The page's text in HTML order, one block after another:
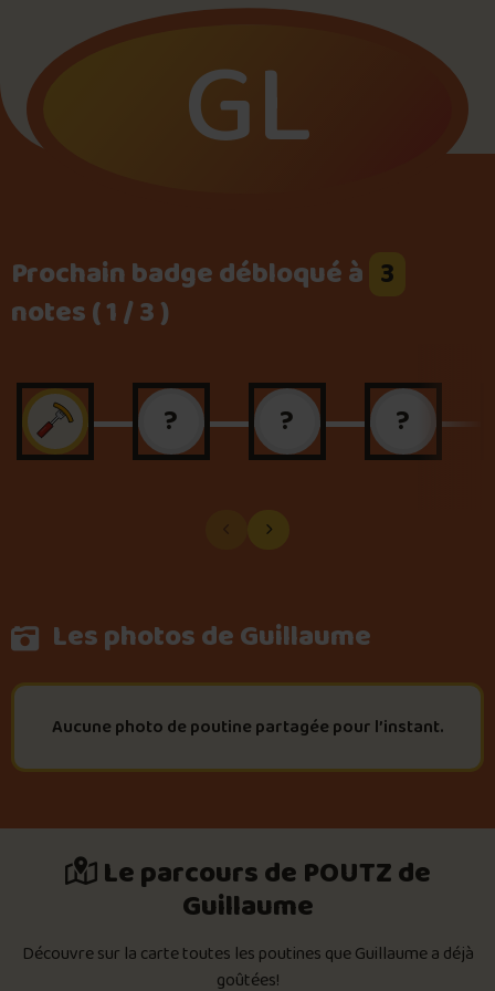
GL
Prochain badge débloqué à 3
notes ( 1 / 3 )
? ? ?
Les photos de Guillaume
Aucune photo de poutine partagée pour l’instant.
Le parcours de POUTZ de
Guillaume
Découvre sur la carte toutes les poutines que Guillaume a déjà
goûtées!